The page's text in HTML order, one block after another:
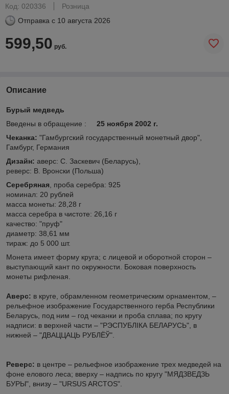
Код: 020336
Розница
Отправка с 10 августа 2026
599,50 руб.
Описание
Бурый медведь
Введены в обращение : 25 ноября 2002 г.
Чеканка: "Гамбургский государственный монетный двор",
Гамбург, Германия
Дизайн: аверс: С. Заскевич (Беларусь),
реверс: В. Вронски (Польша)
Серебряная , проба серебра: 925
номинал: 20 рублей
масса монеты: 28,28 г
масса серебра в чистоте: 26,16 г
качество: "пруф"
диаметр: 38,61 мм
тираж: до 5 000 шт.
Монета имеет форму круга; с лицевой и оборотной сторон –
выступающий кант по окружности. Боковая поверхность
монеты рифленая.
Аверс: в круге, обрамленном геометрическим орнаментом, –
рельефное изображение Государственного герба Республики
Беларусь, под ним – год чеканки и проба сплава; по кругу
надписи: в верхней части – "РЭСПУБЛIКА БЕЛАРУСЬ", в
нижней – "ДВАЦЦАЦЬ РУБЛЁЎ".
Реверс: в центре – рельефное изображение трех медведей на
фоне елового леса; вверху – надпись по кругу "МЯДЗВЕДЗЬ
БУРЫ", внизу – "URSUS ARCTOS".